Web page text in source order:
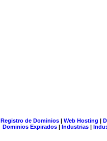
Registro de Dominios| Web Hosting |
Dominios Expirados | Industrias |